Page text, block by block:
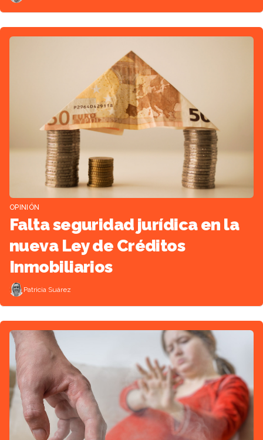
OPINIÓN
Falta seguridad jurídica en la
nueva Ley de Créditos
Inmobiliarios
Patricia Suárez